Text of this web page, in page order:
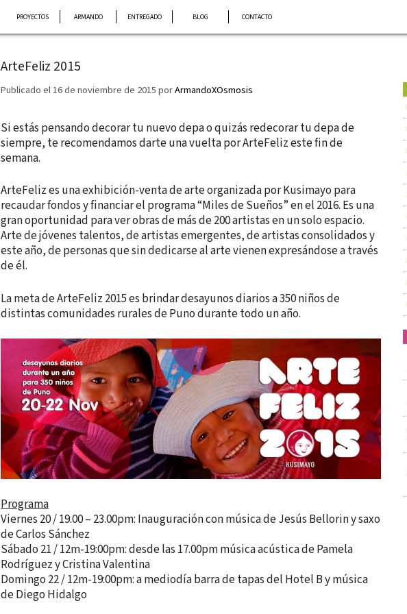
PROYECTOS ARMANDO ENTREGADO BLOG CONTACTO
ArteFeliz 2015
Publicado el 16 de noviembre de 2015porArmandoXOsmosis
Si estás pensando decorar tu nuevo depa o quizás redecorar tu depa de
siempre, te recomendamos darte una vuelta por ArteFeliz este fin de
semana.
ArteFeliz es una exhibición-venta de arte organizada por Kusimayo para
recaudar fondos y financiar el programa “Miles de Sueños” en el 2016. Es una
gran oportunidad para ver obras de más de 200 artistas en un solo espacio.
Arte de jóvenes talentos, de artistas emergentes, de artistas consolidados y
este año, de personas que sin dedicarse al arte vienen expresándose a través
de él.
La meta de ArteFeliz 2015 es brindar desayunos diarios a 350 niños de
distintas comunidades rurales de Puno durante todo un año.
Programa
Viernes 20 / 19.00 – 23.00pm: Inauguración con música de Jesús Bellorin y saxo
de Carlos Sánchez
Sábado 21 / 12m-19:00pm: desde las 17.00pm música acústica de Pamela
Rodríguez y Cristina Valentina
Domingo 22 / 12m-19:00pm: a mediodía barra de tapas del Hotel B y música
de Diego Hidalgo